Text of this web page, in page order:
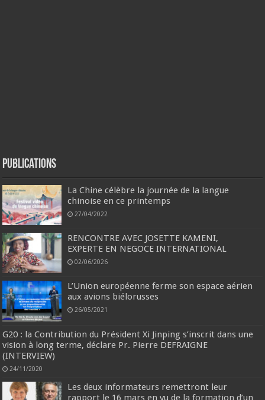
Publications
La Chine célèbre la journée de la langue
chinoise en ce printemps
27/04/2022
RENCONTRE AVEC JOSETTE KAMENI,
EXPERTE EN NEGOCE INTERNATIONAL
02/06/2026
L’Union européenne ferme son espace aérien
aux avions biélorusses
26/05/2021
G20 : la Contribution du Président Xi Jinping s’inscrit dans une
vision à long terme, déclare Pr. Pierre DEFRAIGNE
(INTERVIEW)
24/11/2020
Les deux informateurs remettront leur
rapport le 16 mars en vu de la formation d’un